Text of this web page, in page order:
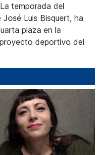
temporada del
Luis Bisquert, ha
plaza en la
deportivo del